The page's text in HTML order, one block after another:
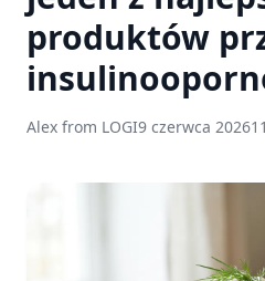
produktów
Alex from LOGI9 czerwca 2026